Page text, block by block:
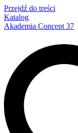
Przejdź do treści
Katalog
Akademia Concept 37